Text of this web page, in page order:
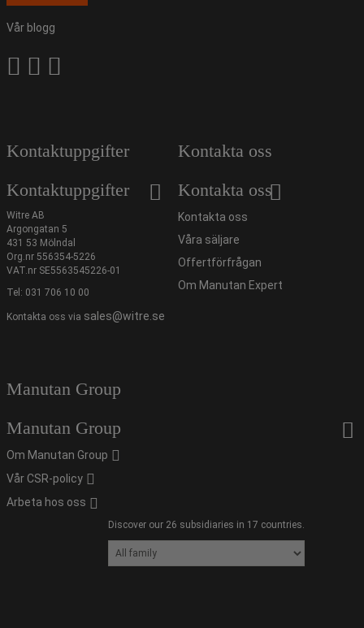
Vår blogg
Kontaktuppgifter
Kontaktuppgifter
Witre AB
Argongatan 5
431 53 Mölndal
Org.nr 556354-5226
VAT.nr SE5563545226-01
Tel: 031 706 10 00
Kontakta oss via sales@witre.se
Kontakta oss
Kontakta oss
Kontakta oss
Våra säljare
Offertförfrågan
Om Manutan Expert
Manutan Group
Manutan Group
Om Manutan Group
Vår CSR-policy
Arbeta hos oss
Discover our 26 subsidiaries in 17 countries.